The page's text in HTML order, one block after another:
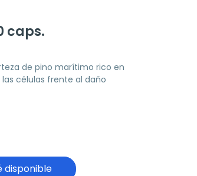
caps.
de pino marítimo rico en
células frente al daño
disponible